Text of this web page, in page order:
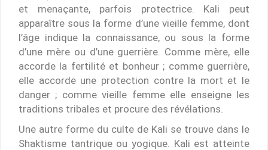
et menaçante, parfois protectrice. Kali peut
apparaître sous la forme d’une vieille femme, dont
l’âge indique la connaissance, ou sous la forme
d’une mère ou d’une guerrière. Comme mère, elle
accorde la fertilité et bonheur ; comme guerrière,
elle accorde une protection contre la mort et le
danger ; comme vieille femme elle enseigne les
traditions tribales et procure des révélations.
Une autre forme du culte de Kali se trouve dans le
Shaktisme tantrique ou yogique. Kali est atteinte